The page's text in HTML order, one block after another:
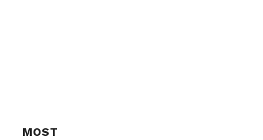
MOST